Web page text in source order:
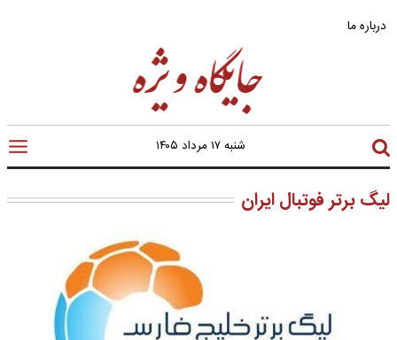
درباره ما
شنبه ۱۷ مرداد ۱۴۰۵
لیگ برتر فوتبال ایران